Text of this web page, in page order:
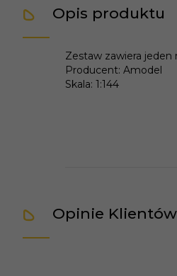
Opis produktu
Zestaw zawiera jeden
Producent: Amodel
Skala: 1:144
Opinie Klientów